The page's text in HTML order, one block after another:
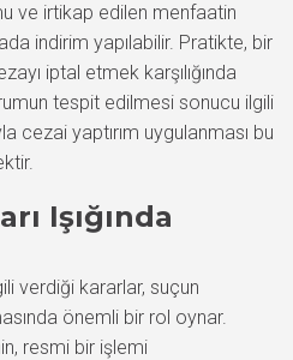
ve irtikap edilen menfaatin
indirim yapılabilir. Pratikte, bir
iptal etmek karşılığında
tespit edilmesi sonucu ilgili
cezai yaptırım uygulanması bu
Işığında
verdiği kararlar, suçun
önemli bir rol oynar.
resmi bir işlemi